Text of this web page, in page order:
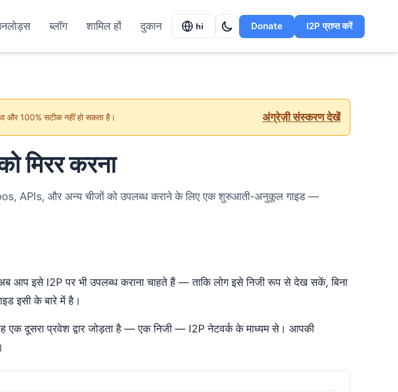
ब्लॉग शामिल हों दुकान hi Donate I2P प्राप्त करें
और 100% सटीक नहीं हो सकता है। अंग्रेज़ी संस्करण देखें
मिरर करना
APIs, और अन्य चीजों को उपलब्ध कराने के लिए एक शुरुआती-अनुकूल गाइड —
आप इसे I2P पर भी उपलब्ध कराना चाहते हैं — ताकि लोग इसे निजी रूप से देख सकें, बिना
इसी के बारे में है।
एक दूसरा प्रवेश द्वार जोड़ता है — एक निजी — I2P नेटवर्क के माध्यम से। आपकी